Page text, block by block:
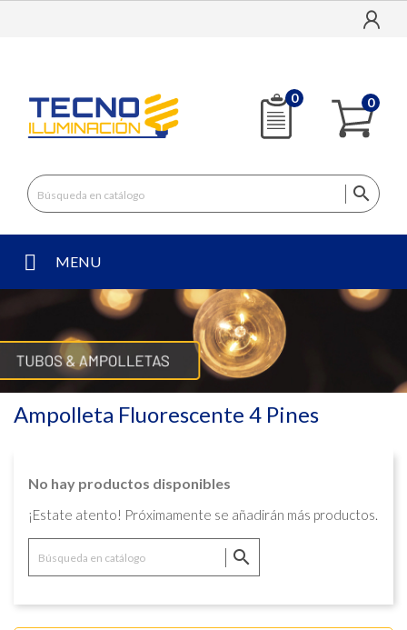
0 0

MENU
Ampolleta Fluorescente 4 Pines
No hay productos disponibles
¡Estate atento! Próximamente se añadirán más productos.
